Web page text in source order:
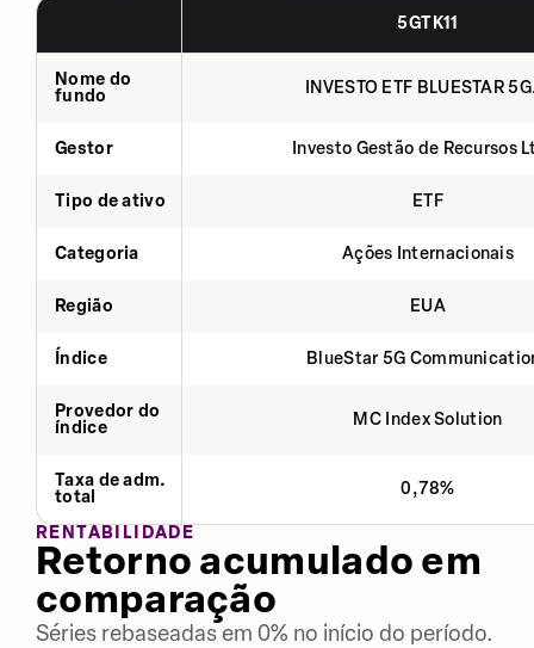
5GTK11
Nome do
fundo
INVESTO ETF BLUESTAR
Gestor Investo Gestão de Recursos
Tipo de ativo ETF
Categoria Ações Internacionais
Região EUA
Índice BlueStar 5G
Provedor do
índice
MC Index Solution
Taxa de adm.
total
0,78%
RENTABILIDADE
Retorno acumulado em
comparação
Séries rebaseadas em 0% no início do período.